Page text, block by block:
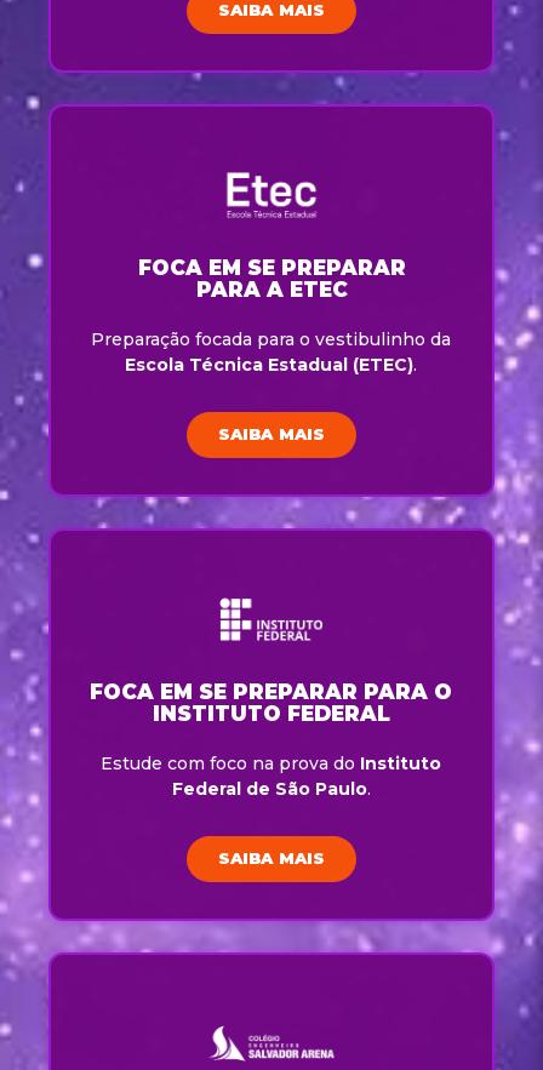
SAIBA MAIS
FOCA EM SE PREPARAR
PARA A ETEC
Preparação focada para o vestibulinho da
Escola Técnica Estadual (ETEC).
SAIBA MAIS
FOCA EM SE PREPARAR PARA O
INSTITUTO FEDERAL
Estude com foco na prova do Instituto
Federal de São Paulo.
SAIBA MAIS